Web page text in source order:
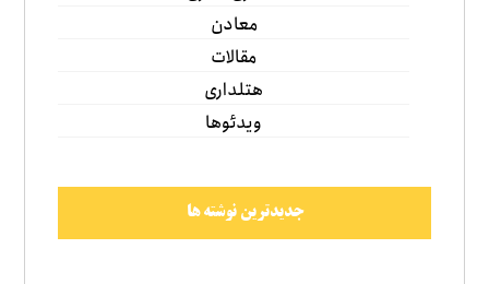
معادن
مقالات
هتلداری
ویدئوها
جدیدترین نوشته ها